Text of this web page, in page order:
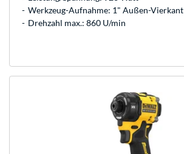
Werkzeug-Aufnahme: 1" Außen-Vierkant
Drehzahl max.: 860 U/min